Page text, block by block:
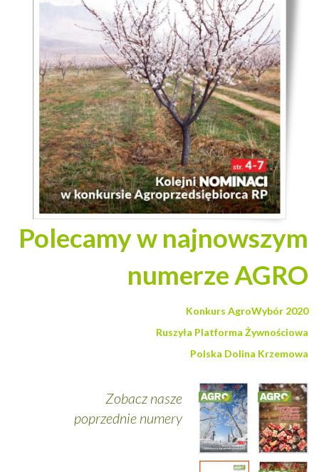
Polecamy w najnowszym
numerze AGRO
Konkurs AgroWybór 2020
Ruszyła Platforma Żywnościowa
Polska Dolina Krzemowa
Zobacz nasze
poprzednie numery